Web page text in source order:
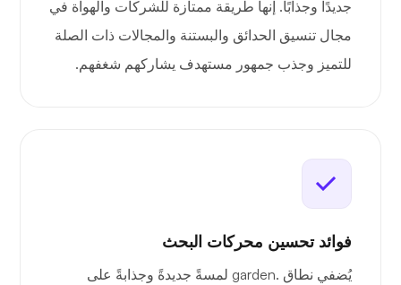
جديدًا وجذابًا. إنها طريقة ممتازة للشركات والهواة في
مجال تنسيق الحدائق والبستنة والمجالات ذات الصلة
للتميز وجذب جمهور مستهدف يشاركهم شغفهم.
فوائد تحسين محركات البحث
يُضفي نطاق .garden لمسةً جديدةً وجذابةً على